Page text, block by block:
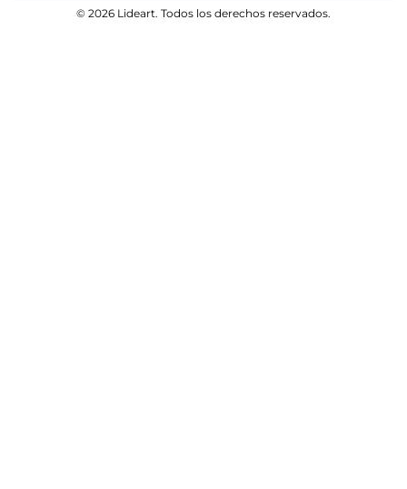
© 2026 Lideart. Todos los derechos reservados.